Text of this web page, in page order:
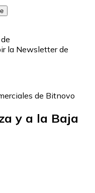
la Newsletter de
de Bitnovo
y a la Baja